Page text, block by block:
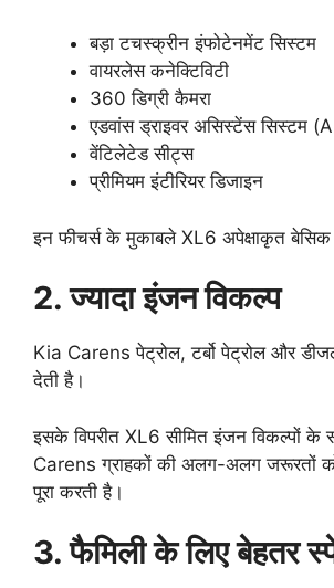
बड़ा टचस्क्रीन इंफोटेनमेंट सिस्टम
वायरलेस कनेक्टिविटी
360 डिग्री कैमरा
एडवांस ड्राइवर असिस्टेंस सिस्टम
वेंटिलेटेड सीट्स
प्रीमियम इंटीरियर डिजाइन
इन फीचर्स के मुकाबले XL6 अपेक्षाकृत बेसिक
2. ज्यादा इंजन विकल्प
Kia Carens पेट्रोल, टर्बो पेट्रोल और
देती है।
इसके विपरीत XL6 सीमित इंजन विकल्पों
Carens ग्राहकों की अलग-अलग जरूरतों
पूरा करती है।
3. फैमिली के लिए बेहतर